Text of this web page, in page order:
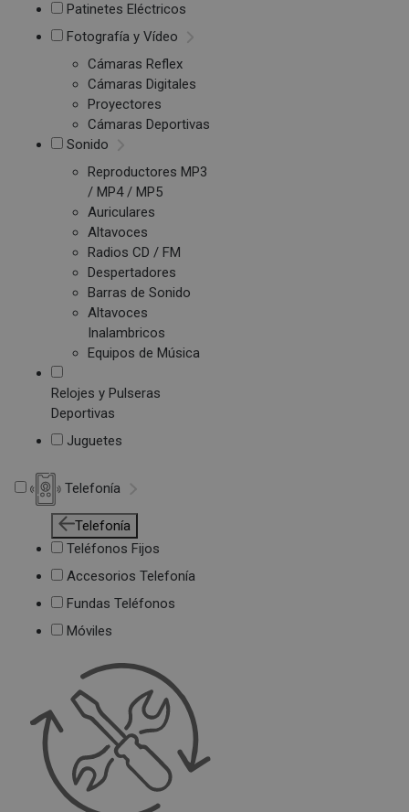
Patinetes Eléctricos
Fotografía y Vídeo
Cámaras Reflex
Cámaras Digitales
Proyectores
Cámaras Deportivas
Sonido
Reproductores MP3
/ MP4 / MP5
Auriculares
Altavoces
Radios CD / FM
Despertadores
Barras de Sonido
Altavoces
Inalambricos
Equipos de Música
Relojes y Pulseras
Deportivas
Juguetes
Telefonía
Telefonía
Teléfonos Fijos
Accesorios Telefonía
Fundas Teléfonos
Móviles